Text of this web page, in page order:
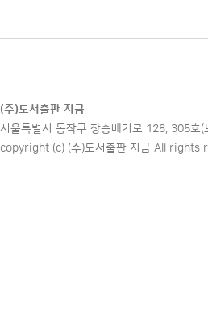
(주)도서출판 지금
서울특별시 동작구 장승배기로 128, 305
copyright (c) (주)도서출판 지금 All rights